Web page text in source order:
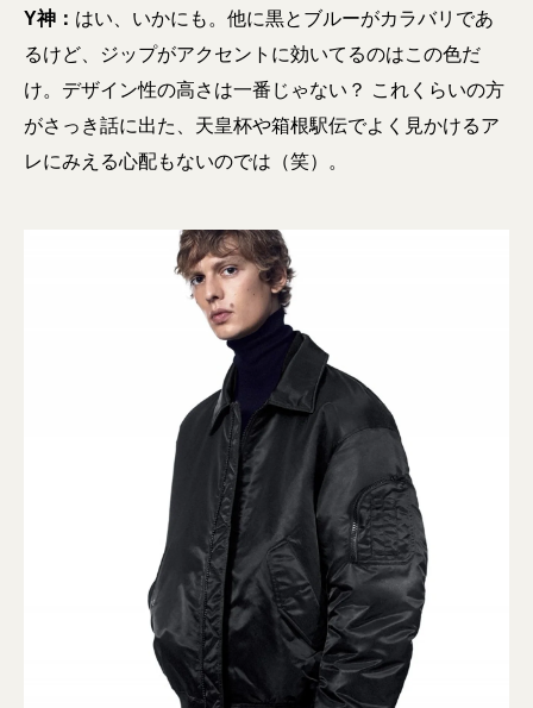
Y神： はい、いかにも。他に黒とブルーがカラバリであ
るけど、ジップがアクセントに効いてるのはこの色だ
け。デザイン性の高さは一番じゃない？ これくらいの方
がさっき話に出た、天皇杯や箱根駅伝でよく見かけるア
レにみえる心配もないのでは（笑）。